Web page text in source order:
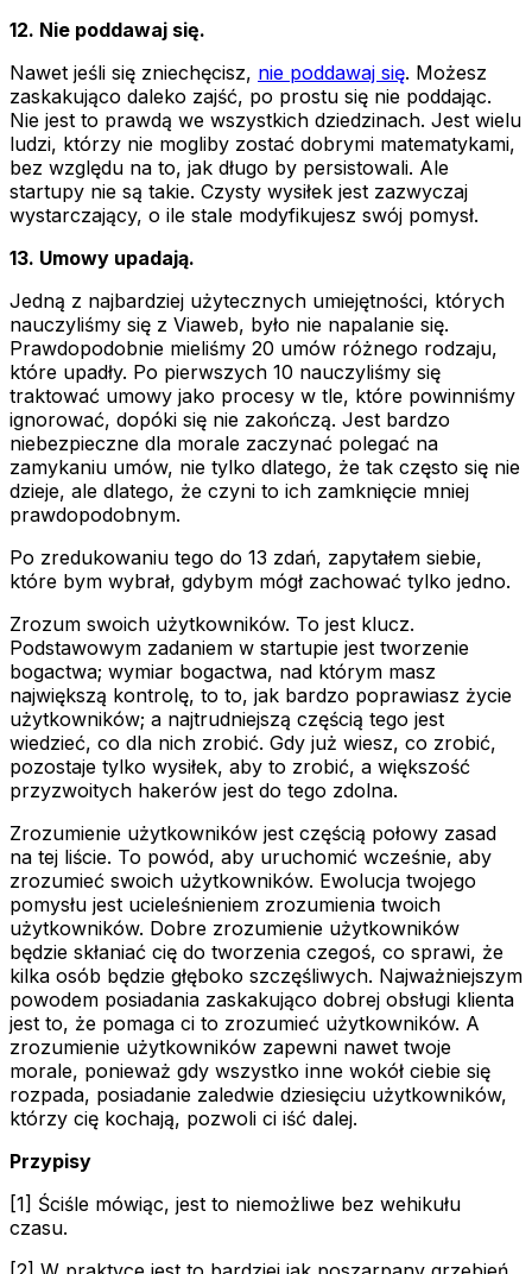
12. Nie poddawaj się.
Nawet jeśli się zniechęcisz, nie poddawaj się. Możesz
zaskakująco daleko zajść, po prostu się nie poddając.
Nie jest to prawdą we wszystkich dziedzinach. Jest wielu
ludzi, którzy nie mogliby zostać dobrymi matematykami,
bez względu na to, jak długo by persistowali. Ale
startupy nie są takie. Czysty wysiłek jest zazwyczaj
wystarczający, o ile stale modyfikujesz swój pomysł.
13. Umowy upadają.
Jedną z najbardziej użytecznych umiejętności, których
nauczyliśmy się z Viaweb, było nie napalanie się.
Prawdopodobnie mieliśmy 20 umów różnego rodzaju,
które upadły. Po pierwszych 10 nauczyliśmy się
traktować umowy jako procesy w tle, które powinniśmy
ignorować, dopóki się nie zakończą. Jest bardzo
niebezpieczne dla morale zaczynać polegać na
zamykaniu umów, nie tylko dlatego, że tak często się nie
dzieje, ale dlatego, że czyni to ich zamknięcie mniej
prawdopodobnym.
Po zredukowaniu tego do 13 zdań, zapytałem siebie,
które bym wybrał, gdybym mógł zachować tylko jedno.
Zrozum swoich użytkowników. To jest klucz.
Podstawowym zadaniem w startupie jest tworzenie
bogactwa; wymiar bogactwa, nad którym masz
największą kontrolę, to to, jak bardzo poprawiasz życie
użytkowników; a najtrudniejszą częścią tego jest
wiedzieć, co dla nich zrobić. Gdy już wiesz, co zrobić,
pozostaje tylko wysiłek, aby to zrobić, a większość
przyzwoitych hakerów jest do tego zdolna.
Zrozumienie użytkowników jest częścią połowy zasad
na tej liście. To powód, aby uruchomić wcześnie, aby
zrozumieć swoich użytkowników. Ewolucja twojego
pomysłu jest ucieleśnieniem zrozumienia twoich
użytkowników. Dobre zrozumienie użytkowników
będzie skłaniać cię do tworzenia czegoś, co sprawi, że
kilka osób będzie głęboko szczęśliwych. Najważniejszym
powodem posiadania zaskakująco dobrej obsługi klienta
jest to, że pomaga ci to zrozumieć użytkowników. A
zrozumienie użytkowników zapewni nawet twoje
morale, ponieważ gdy wszystko inne wokół ciebie się
rozpada, posiadanie zaledwie dziesięciu użytkowników,
którzy cię kochają, pozwoli ci iść dalej.
Przypisy
[1] Ściśle mówiąc, jest to niemożliwe bez wehikułu
czasu.